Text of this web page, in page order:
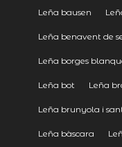
Leña bausen
Leña benavent de
Leña borges
Leña bot Leña
Leña brunyola i
Leña bàscara